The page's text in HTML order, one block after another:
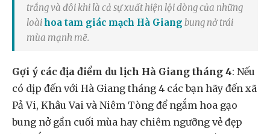
trắng và đôi khi là cả sự xuất hiện lội dòng của những
loài hoa tam giác mạch Hà Giang bung nở trái
mùa mạnh mẽ.
Gợi ý các địa điểm du lịch Hà Giang tháng 4: Nếu
có dịp đến với Hà Giang tháng 4 các bạn hãy đến xã
Pả Vi, Khâu Vai và Niêm Tòng để ngắm hoa gạo
bung nở gần cuối mùa hay chiêm ngưỡng vẻ đẹp